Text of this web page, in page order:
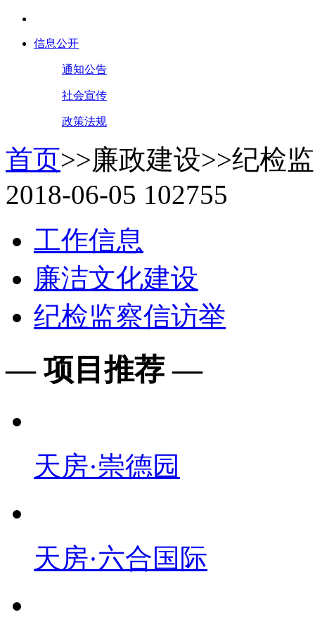
信息公开
通知公告
社会宣传
政策法规
首页>>廉政建设>>纪检
2018-06-05 102755
工作信息
廉洁文化建设
纪检监察信访举
— 项目推荐 —
天房·崇德园
天房·六合国际